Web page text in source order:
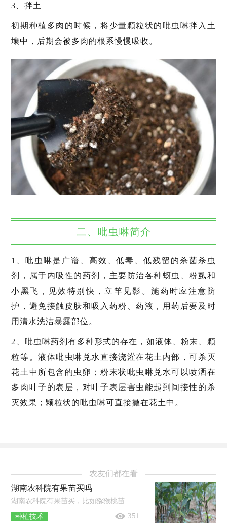
3、拌土
初期种植多肉的时候，将少量颗粒状的吡虫啉拌入土
壤中，后期会被多肉的根系慢慢吸收。
二、吡虫啉简介
1、吡虫啉是广谱、高效、低毒、低残留的杀菌杀虫
剂，属于内吸性的药剂，主要防治各种蚜虫、粉虱和
小黑飞，见效特别快，立竿见影。施药时应注意防
护，避免接触皮肤和吸入药粉、药液，用药后要及时
用清水洗洁暴露部位。
2、吡虫啉药剂有多种形式的存在，如液体、粉末、颗
粒等。液体吡虫啉兑水直接浇灌在花土内部，可杀灭
花土中所包含的虫卵；粉末状吡虫啉兑水可以喷洒在
多肉叶子的表层，对叶子表层害虫能起到间接性的杀
灭效果；颗粒状的吡虫啉可直接撒在花土中。
农友们都在看
湖南农科院有果苗买吗
种植技术 351